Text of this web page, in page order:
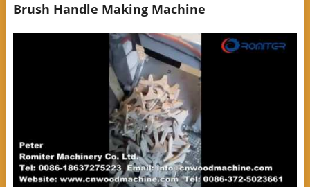
Brush Handle Making Machine